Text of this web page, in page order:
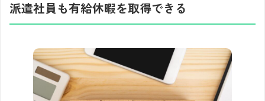
派遣社員も有給休暇を取得できる